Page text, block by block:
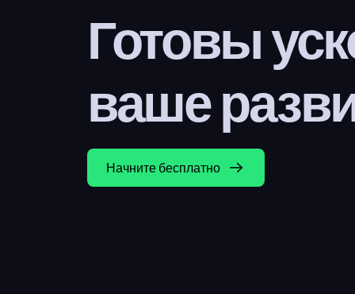
Готовы
ваше
Начните бесплатно